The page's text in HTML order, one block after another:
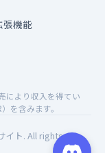
張機能
により収入を得てい
を含みます。
イト. All rights